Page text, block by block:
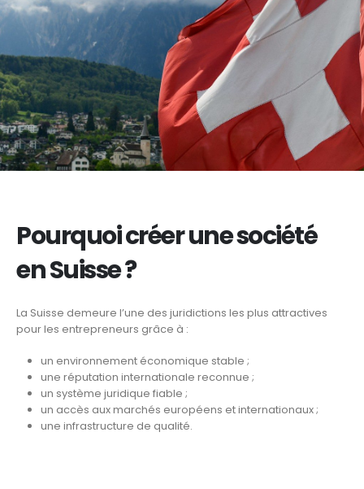
Pourquoi créer une société
en Suisse ?
La Suisse demeure l’une des juridictions les plus attractives
pour les entrepreneurs grâce à :
un environnement économique stable ;
une réputation internationale reconnue ;
un système juridique fiable ;
un accès aux marchés européens et internationaux ;
une infrastructure de qualité.